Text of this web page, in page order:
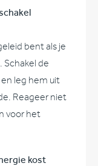
bent als je
Schakel de
leg hem uit
Reageer niet
voor het
kost